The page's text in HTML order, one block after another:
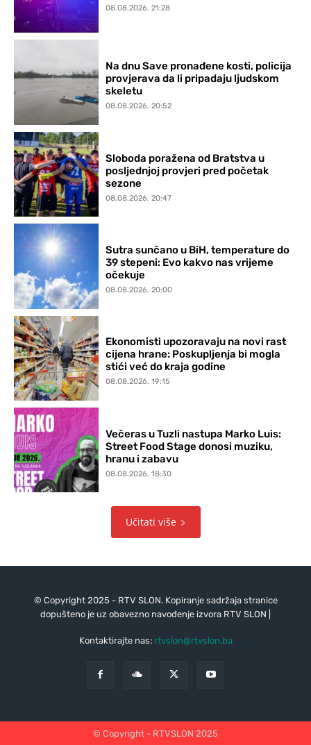
08.08.2026. 21:28
Na dnu Save pronađene kosti, policija
provjerava da li pripadaju ljudskom
skeletu
08.08.2026. 20:52
Sloboda poražena od Bratstva u
posljednjoj provjeri pred početak
sezone
08.08.2026. 20:47
Sutra sunčano u BiH, temperature do
39 stepeni: Evo kakvo nas vrijeme
očekuje
08.08.2026. 20:00
Ekonomisti upozoravaju na novi rast
cijena hrane: Poskupljenja bi mogla
stići već do kraja godine
08.08.2026. 19:15
Večeras u Tuzli nastupa Marko Luis:
Street Food Stage donosi muziku,
hranu i zabavu
08.08.2026. 18:30
Učitati više
© Copyright 2025 - RTV SLON. Kopiranje sadržaja stranice
dopušteno je uz obavezno navođenje izvora RTV SLON |
Kontaktirajte nas: rtvslon@rtvslon.ba
© Copyright - RTVSLON 2025